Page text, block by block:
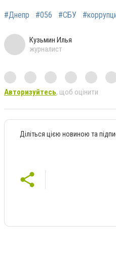
#Днепр #056 #СБУ
Кузьмин Илья
журналист
Авторизуйтесь, щоб оцінити
Діліться цією новиною та